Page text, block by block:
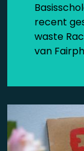
recent
waste
van